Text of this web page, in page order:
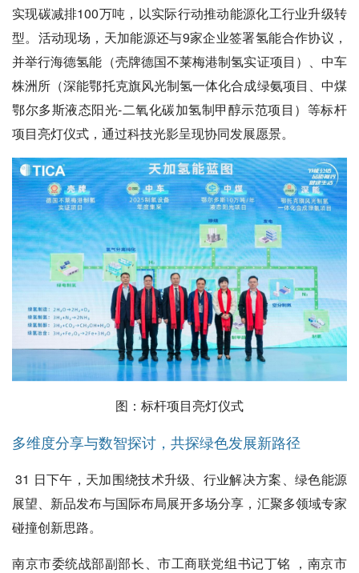
实现碳减排100万吨，以实际行动推动能源化工行业升级转
型。活动现场，天加能源还与9家企业签署氢能合作协议，
并举行海德氢能（壳牌德国不莱梅港制氢实证项目）、中车
株洲所（深能鄂托克旗风光制氢一体化合成绿氨项目、中煤
鄂尔多斯液态阳光-二氧化碳加氢制甲醇示范项目）等标杆
项目亮灯仪式，通过科技光影呈现协同发展愿景。
图：标杆项目亮灯仪式
多维度分享与数智探讨，共探绿色发展新路径
31 日下午，天加围绕技术升级、行业解决方案、绿色能源
展望、新品发布与国际布局展开多场分享，汇聚多领域专家
碰撞创新思路。
南京市委统战部副部长、市工商联党组书记丁铭 ，南京市